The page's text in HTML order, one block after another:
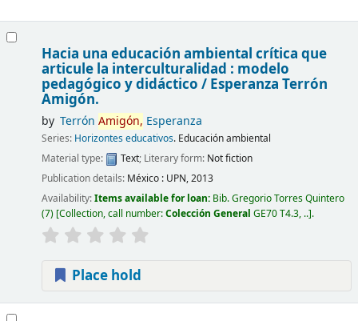
Hacia una educación ambiental crítica que
articule la interculturalidad : modelo
pedagógico y didáctico / Esperanza Terrón
Amigón.
by Terrón Amigón, Esperanza
Series: Horizontes educativos. Educación ambiental
Material type:
Text; Literary form: Not fiction
Publication details: México : UPN,2013
Availability:Items available for loan: Bib. Gregorio Torres Quintero
(7) Collection, call number:Colección General GE70 T4.3, .. .
Place hold